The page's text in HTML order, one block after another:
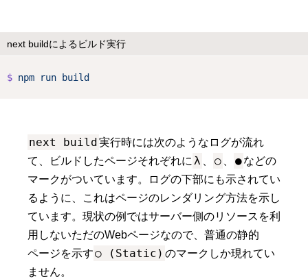
next buildによるビルド実行
$ npm run build
next build実行時には次のようなログが流れ
て、ビルドしたページそれぞれに λ ○ ●などの
マークがついています。ログの下部にも示されてい
るように、これはページのレンダリング方法を示し
ています。現状の例ではサーバー側のリソースを利
用しないただのWebページなので、普通の静的
ページを示す○ (Static) のマークしか現れてい
ません。